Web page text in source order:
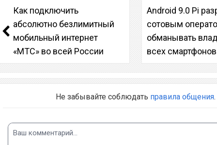
Как подключить
абсолютно безлимитный
мобильный интернет
«МТС» во всей России
Android 9.0 Pi
сотовым
обманывать
всех смартфонов
Не забывайте соблюдать правила общения.